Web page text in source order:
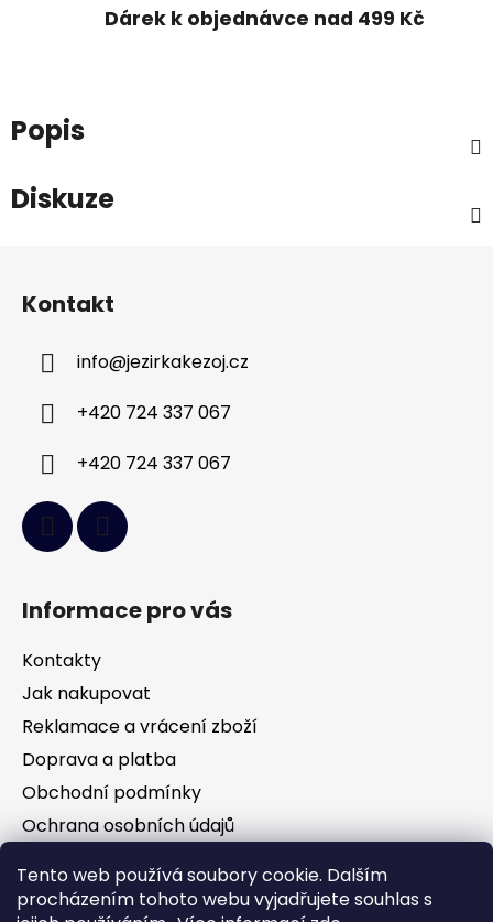
Tento web používá soubory cookie. Dalším
procházením tohoto webu vyjadřujete souhlas s
Dárek k objednávce nad 499 Kč
Popis
Diskuze
Kontakt
info@jezirkakezoj.cz
+420 724 337 067
+420 724 337 067
Informace pro vás
Kontakty
Jak nakupovat
Reklamace a vrácení zboží
Doprava a platba
Obchodní podmínky
Ochrana osobních údajů
Facebook